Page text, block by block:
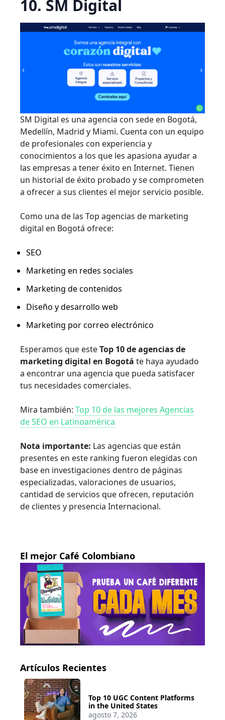
10. SM Digital
SM Digital es una agencia con sede en Bogotá,
Medellín, Madrid y Miami. Cuenta con un equipo
de profesionales con experiencia y
conocimientos a los que les apasiona ayudar a
las empresas a tener éxito en Internet. Tienen
un historial de éxito probado y se comprometen
a ofrecer a sus clientes el mejor servicio posible.
Como una de las Top agencias de marketing
digital en Bogotá ofrece:
SEO
Marketing en redes sociales
Marketing de contenidos
Diseño y desarrollo web
Marketing por correo electrónico
Esperamos que esteTop 10 de agencias de
marketing digital en Bogotá te haya ayudado
a encontrar una agencia que pueda satisfacer
tus necesidades comerciales.
Mira también: Top 10 de las mejores Agencias
de SEO en Latinoamérica
Nota importante: Las agencias que están
presentes en este ranking fueron elegidas con
base en investigaciones dentro de páginas
especializadas, valoraciones de usuarios,
cantidad de servicios que ofrecen, reputación
de clientes y presencia Internacional.
El mejor Café Colombiano
Artículos Recientes
Top 10 UGC Content Platforms
in the United States
agosto 7, 2026